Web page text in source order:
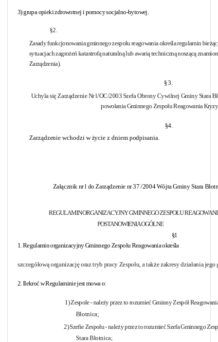
3) grupa opieki zdrowotnej i pomocy socjalno-bytowej.
§2.
Zasady funkcjonowania gminnego zespołu reagowania określa regulamin
sytuacjach zagrożeń katastrofą naturalną lub awarią techniczną noszącą
Zarządzenia).
§3.
Uchyla się Zarządzenie Nr l/OC/2003 Szefa Obrony Cywilnej Gminy Stara
powołania Gminnego Zespołu Reagowania
§4.
Zarządzenie wchodzi w życie z dniem podpisania.
Załącznik nr l do Zarządzenie nr 37 /2004 Wójta Gminy Stara
REGULAMIN ORGANIZACYJNYGMINNEGO ZESPOŁU
POSTANOWIENIA OGÓLNE
§1
1. Regulamin organizacyjny Gminnego Zespołu Reagowania określa
szczegółową organizację oraz tryb pracy Zespołu, a także zakresy działaniajego
2. Ilekroć w Regulaminie jest mowa o:
1) Zespole - należy przez to rozumieć Gminny Zespół
Błotnica;
2) Szefie Zespołu - należy przez to rozumieć Szefa Gminnego
Stara Błotnica;